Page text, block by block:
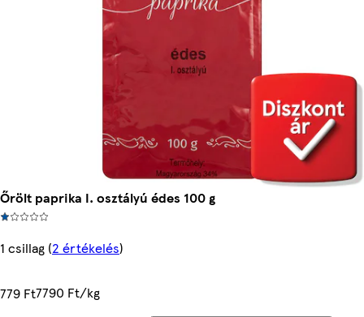
Őrölt paprika I. osztályú édes 100 g
1 csillag (2 értékelés)
779 Ft7790 Ft/kg